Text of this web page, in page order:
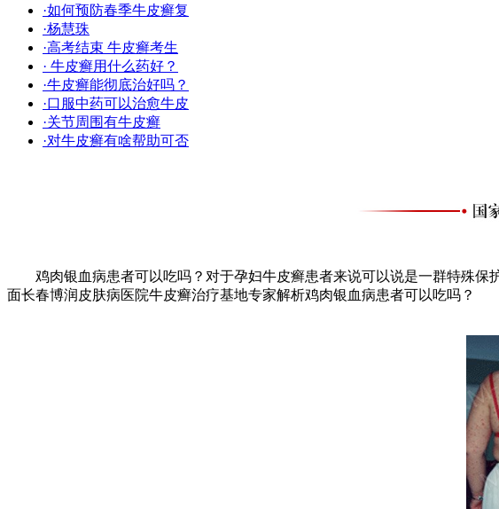
·如何预防春季牛皮癣复
·杨慧珠
·高考结束 牛皮癣考生
· 牛皮癣用什么药好？
·牛皮癣能彻底治好吗？
·口服中药可以治愈牛皮
·关节周围有牛皮癣
·对牛皮癣有啥帮助可否
鸡肉银血病患者可以吃吗？对于孕妇牛皮癣患者来说可以说是一群特殊保
面长春博润皮肤病医院牛皮癣治疗基地专家解析鸡肉银血病患者可以吃吗？